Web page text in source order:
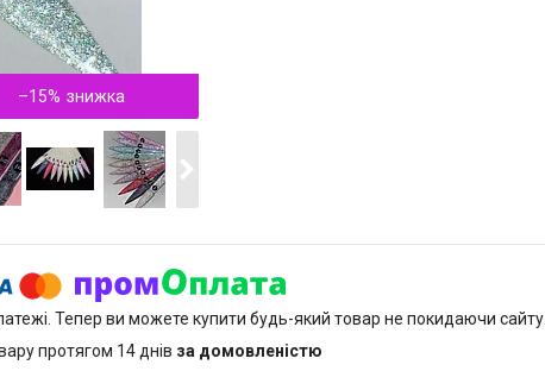
–15%
Тепер ви можете купити будь-який товар не покидаючи сайту.
протягом 14 днів за домовленістю